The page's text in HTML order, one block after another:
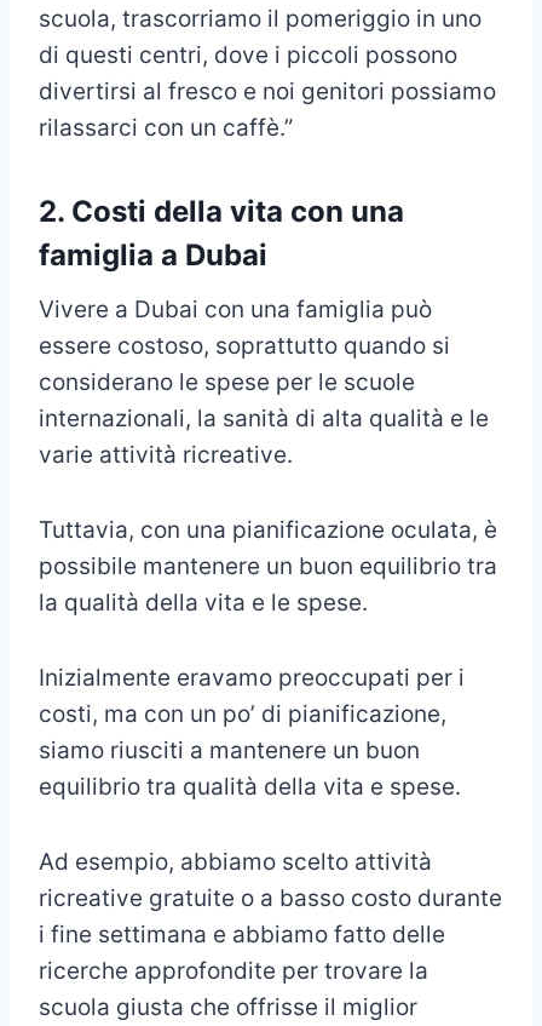
scuola, trascorriamo il pomeriggio in uno
di questi centri, dove i piccoli possono
divertirsi al fresco e noi genitori possiamo
rilassarci con un caffè.”
2. Costi della vita con una
famiglia a Dubai
Vivere a Dubai con una famiglia può
essere costoso, soprattutto quando si
considerano le spese per le scuole
internazionali, la sanità di alta qualità e le
varie attività ricreative.
Tuttavia, con una pianificazione oculata, è
possibile mantenere un buon equilibrio tra
la qualità della vita e le spese.
Inizialmente eravamo preoccupati per i
costi, ma con un po’ di pianificazione,
siamo riusciti a mantenere un buon
equilibrio tra qualità della vita e spese.
Ad esempio, abbiamo scelto attività
ricreative gratuite o a basso costo durante
i fine settimana e abbiamo fatto delle
ricerche approfondite per trovare la
scuola giusta che offrisse il miglior